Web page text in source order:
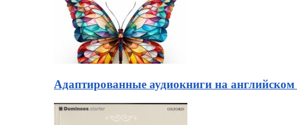
Адаптированные аудиокниги на